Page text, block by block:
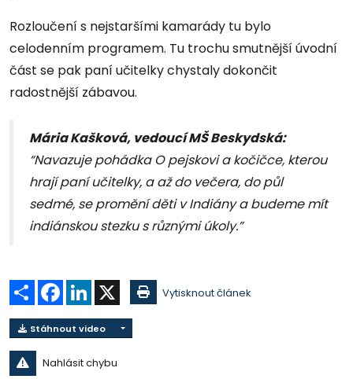
Rozloučení s nejstaršími kamarády tu bylo
celodenním programem. Tu trochu smutnější úvodní
část se pak paní učitelky chystaly dokončit
radostnější zábavou.
Mária Kašková, vedoucí MŠ Beskydská:
“Navazuje pohádka O pejskovi a kočičce, kterou
hrají paní učitelky, a až do večera, do půl
sedmé, se promění děti v Indiány a budeme mít
indiánskou stezku s různými úkoly.”
Sdílet Facebook
LinkedIn Vytisknout článek
Stáhnout video
Nahlásit chybu